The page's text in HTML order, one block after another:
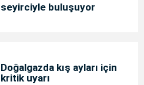
seyirciyle buluşuyor
Doğalgazda kış ayları için
kritik uyarı